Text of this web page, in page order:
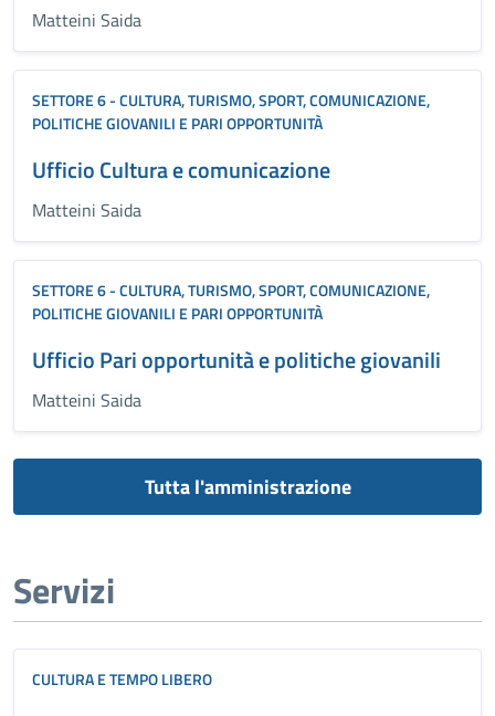
Matteini Saida
SETTORE 6 - CULTURA, TURISMO, SPORT, COMUNICAZIONE,
POLITICHE GIOVANILI E PARI OPPORTUNITÀ
Ufficio Cultura e comunicazione
Matteini Saida
SETTORE 6 - CULTURA, TURISMO, SPORT, COMUNICAZIONE,
POLITICHE GIOVANILI E PARI OPPORTUNITÀ
Ufficio Pari opportunità e politiche giovanili
Matteini Saida
Tutta l'amministrazione
Servizi
CULTURA E TEMPO LIBERO